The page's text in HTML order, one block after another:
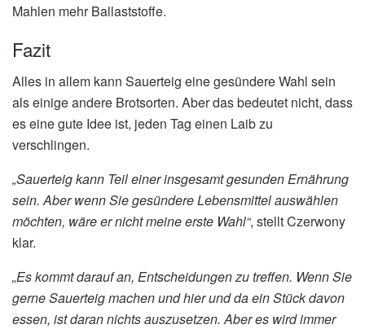
Mahlen mehr Ballaststoffe.
Fazit
Alles in allem kann Sauerteig eine gesündere Wahl sein
als einige andere Brotsorten. Aber das bedeutet nicht, dass
es eine gute Idee ist, jeden Tag einen Laib zu
verschlingen.
„Sauerteig kann Teil einer insgesamt gesunden Ernährung
sein. Aber wenn Sie gesündere Lebensmittel auswählen
möchten, wäre er nicht meine erste Wahl“, stellt Czerwony
klar.
„Es kommt darauf an, Entscheidungen zu treffen. Wenn Sie
gerne Sauerteig machen und hier und da ein Stück davon
essen, ist daran nichts auszusetzen. Aber es wird immer